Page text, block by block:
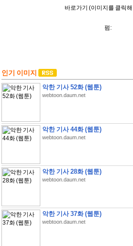
바로가기 (이미지를 클릭
펌:
인기 이미지
악한 기사 52화 (웹툰)
webtoon.daum.net
악한 기사 44화 (웹툰)
webtoon.daum.net
악한 기사 28화 (웹툰)
webtoon.daum.net
악한 기사 37화 (웹툰)
webtoon.daum.net